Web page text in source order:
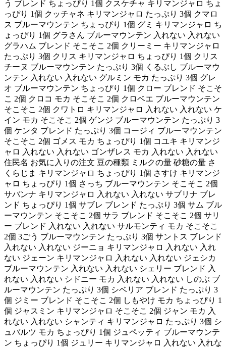
う ブレンド ちょっぴり 1個 クスケチャ キリマンジャロ ちょ
っぴり 1個 クッチャネ キリマンジャロ たっぷり 3個 クマロ
ス ブルーマウンテン ちょっぴり 1個 グミ キリマンジャロ ち
ょっぴり 1個 グラさん ブルーマウンテン 入れない 入れない
グラハム ブレンド そこそこ 2個 クリーミー キリマンジャロ
たっぷり 3個 クリス キリマンジャロ ちょっぴり 1個 クリス
チーヌ ブルーマウンテン たっぷり 3個 くるぶし ブルーマウ
ンテン 入れない 入れない グルミン モカ たっぷり 3個 グレ
オ ブルーマウンテン ちょっぴり 1個 クロー ブレンド そこそ
こ 2個 クロコ モカ そこそこ 2個 クロベエ ブルーマウンテン
そこそこ 2個 クワトロ キリマンジャロ 入れない 入れない ケ
イン モカ そこそこ 2個 ゲンジ ブルーマウンテン たっぷり 3
個 ケンタ ブレンド たっぷり 3個 コージィ ブルーマウンテン
そこそこ 2個 ゴメス モカ ちょっぴり 1個 コユキ キリマンジ
ャロ 入れない 入れない ゴンザレス モカ 入れない 入れない
住民名 お気に入りの注文 豆の種類 ミルクの量 砂糖の量 さ
くらじま キリマンジャロ ちょっぴり 1個 さすけ キリマンジ
ャロ ちょっぴり 1個 さっち ブルーマウンテン そこそこ 2個
サバンナ キリマンジャロ 入れない 入れない サブリナ ブレ
ンド ちょっぴり 1個 サブレ ブレンド たっぷり 3個 サム ブル
ーマウンテン そこそこ 2個 サラ ブレンド そこそこ 2個 サリ
ー ブレンド 入れない 入れない サルモンティ モカ そこそこ
2個 3ごう ブルーマウンテン たっぷり 3個 サントス ブレンド
入れない 入れない ジーニョ キリマンジャロ 入れない 入れ
ない ジェーン キリマンジャロ 入れない 入れない ジェシカ
ブルーマウンテン 入れない 入れない シェリー ブレンド 入
れない 入れない シドニー モカ 入れない 入れない しのぶ ブ
ルーマウンテン たっぷり 3個 シベリア ブレンド たっぷり 3
個 ジミー ブレンド そこそこ 2個 しもやけ モカ ちょっぴり 1
個 ジャスミン キリマンジャロ そこそこ 2個 ジャン モカ 入
れない 入れない シャンティ キリマンジャロ たっぷり 3個 シ
ュバルツ モカ ちょっぴり 1個 ジュペッティ ブルーマウンテ
ン ちょっぴり 1個 ジュリー キリマンジャロ 入れない 入れな